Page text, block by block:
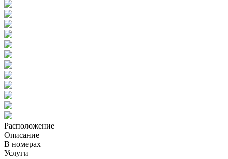
Расположение
Описание
В номерах
Услуги